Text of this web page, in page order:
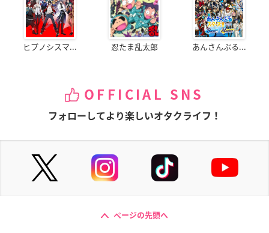
ヒプノシスマ... 忍たま乱太郎 あんさんぶる...
OFFICIAL SNS
フォローしてより楽しいオタクライフ！
ページの先頭へ